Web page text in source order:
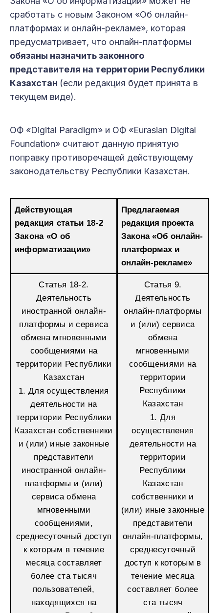
сработать с новым Законом «Об онлайн-
платформах и онлайн-рекламе», которая
предусматривает, что онлайн-платформы
обязаны назначить законного
представителя на территории Республики
Казахстан (если редакция будет принята в
текущем виде).
ОФ «Digital Paradigm» и ОФ «Eurasian Digital
Foundation» считают данную принятую
поправку противоречащей действующему
законодательству Республики Казахстан.
Действующая
редакция статьи 18-2
Закона «О об
информатизации»
Предлагаемая
редакция проекта
Закона «Об онлайн-
платформах и
онлайн-рекламе»
Статья 18-2.
Деятельность
иностранной онлайн-
платформы и сервиса
обмена мгновенными
сообщениями на
территории Республики
Казахстан
1. Для осуществления
деятельности на
территории Республики
Казахстан собственники
и (или) иные законные
представители
иностранной онлайн-
платформы и (или)
сервиса обмена
мгновенными
сообщениями,
среднесуточный доступ
к которым в течение
месяца составляет
более ста тысяч
пользователей,
находящихся на
Статья 9.
Деятельность
онлайн-платформы
и (или) сервиса
обмена
мгновенными
сообщениями на
территории
Республики
Казахстан
1. Для
осуществления
деятельности на
территории
Республики
Казахстан
собственники и
(или) иные законные
представители
онлайн-платформы,
среднесуточный
доступ к которым в
течение месяца
составляет более
ста тысяч